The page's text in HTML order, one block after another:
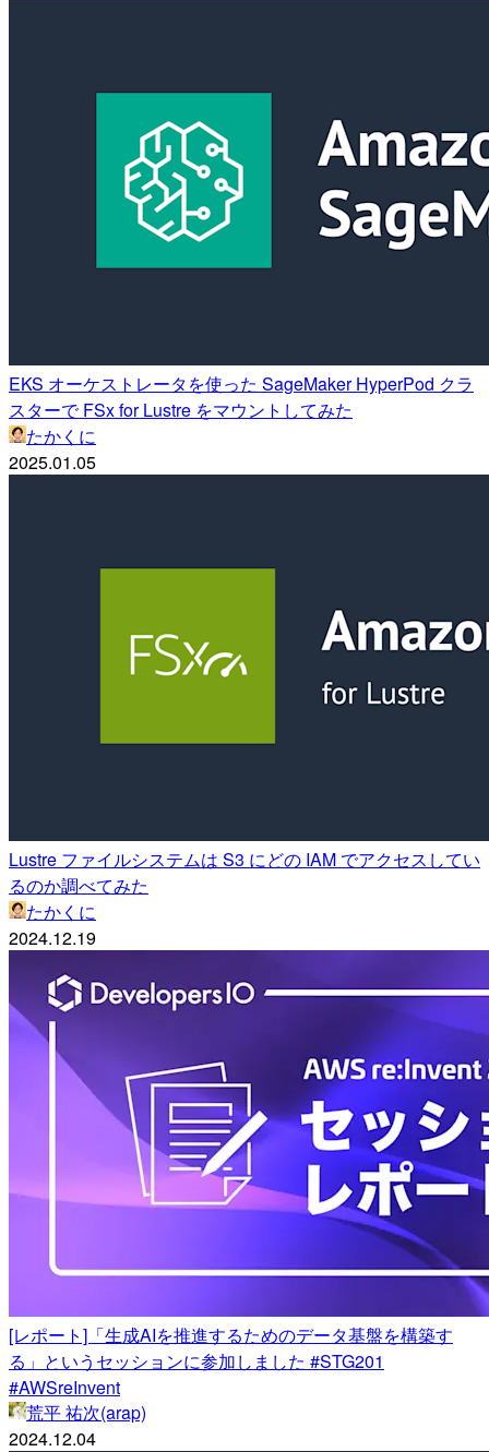
EKS オーケストレータを使った SageMaker HyperPod クラ
スターで FSx for Lustre をマウントしてみた
たかくに
2025.01.05
Lustre ファイルシステムは S3 にどの IAM でアクセスしてい
るのか調べてみた
たかくに
2024.12.19
[レポート]「生成AIを推進するためのデータ基盤を構築す
る」というセッションに参加しました #STG201
#AWSreInvent
荒平 祐次(arap)
2024.12.04